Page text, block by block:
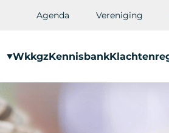
Agenda Vereniging
WkkgzKennisbank